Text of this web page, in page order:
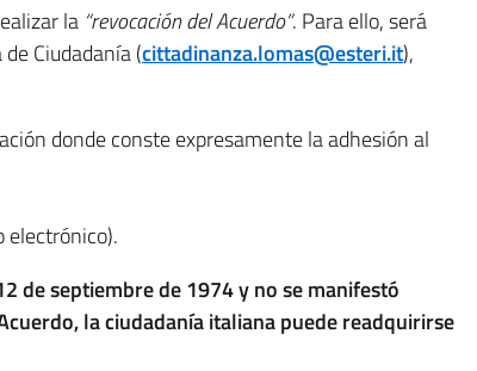
la “revocación del Acuerdo”. Para ello, será
Ciudadanía (cittadinanza.lomas@esteri.it),
donde conste expresamente la adhesión al
electrónico).
de septiembre de 1974 y no se manifestó
la ciudadanía italiana puede readquirirse